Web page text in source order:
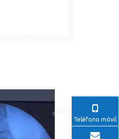
Teléfono móvil